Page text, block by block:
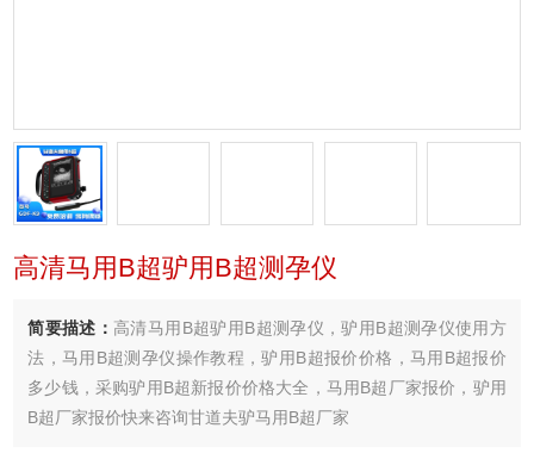
高清马用B超驴用B超测孕仪
简要描述： 高清马用B超驴用B超测孕仪，驴用B超测孕仪使用方
法，马用B超测孕仪操作教程，驴用B超报价价格，马用B超报价
多少钱，采购驴用B超新报价价格大全，马用B超厂家报价，驴用
B超厂家报价快来咨询甘道夫驴马用B超厂家